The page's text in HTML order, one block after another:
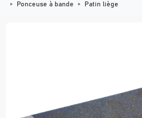
Ponceuse à bande
Patin liège